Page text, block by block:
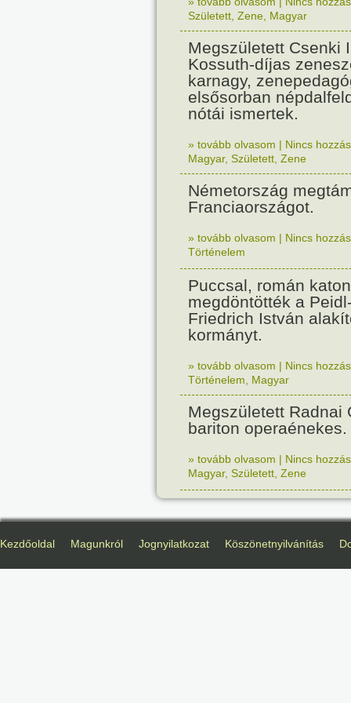
Született Zene Magyar
Megszületett Csenki
Kossuth-díjas
karnagy,
elsősorban
nótái ismertek.
» tovább olvasom | Nincs
Magyar, Született Zene
Németország
Franciaországot.
» tovább olvasom | Nincs
Történelem
Puccsal, román
megdöntötték a
Friedrich István
kormányt.
» tovább olvasom | Nincs
Történelem
Magyar
Megszületett Radnai
bariton operaénekes.
» tovább olvasom | Nincs
Magyar, Született Zene
Kezdőoldal Magunkról Jognyilatkozat Köszönetnyilvánítás